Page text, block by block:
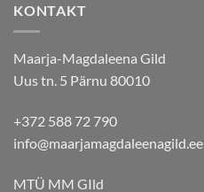
KONTAKT
Maarja-Magdaleena Gild
Uus tn. 5 Pärnu 80010
+372 588 72 790
info@maarjamagdaleenagild.ee
MTÜ MM GIld